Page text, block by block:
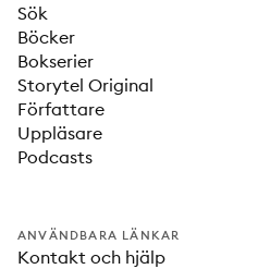
Sök
Böcker
Bokserier
Storytel Original
Författare
Uppläsare
Podcasts
ANVÄNDBARA LÄNKAR
Kontakt och hjälp